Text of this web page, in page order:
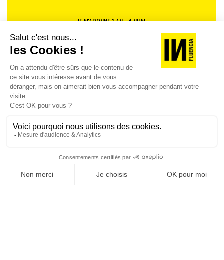
JE M'ABONNE 1 AN - 4 NUM.
JE DÉCOUVRE LES NUMÉROS PRÉCÉDENTS
Je suis déjà abonné(e) :je consulte la revue en